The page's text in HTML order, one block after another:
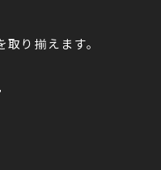
り揃えます。